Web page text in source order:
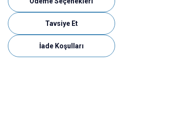
Tavsiye Et
İade Koşulları